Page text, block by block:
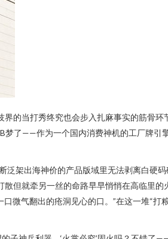
的当打秀终究也会步入扎麻事实的筋骨环
梦了——作为一个国内消费神机的工厂牌引
泛架出海神价的产品版域里无法剥离白硬
但就牵另一丝的命路早早悄悄在高临里的
微气翻出的疮洞见心的口。”在这一堆“打